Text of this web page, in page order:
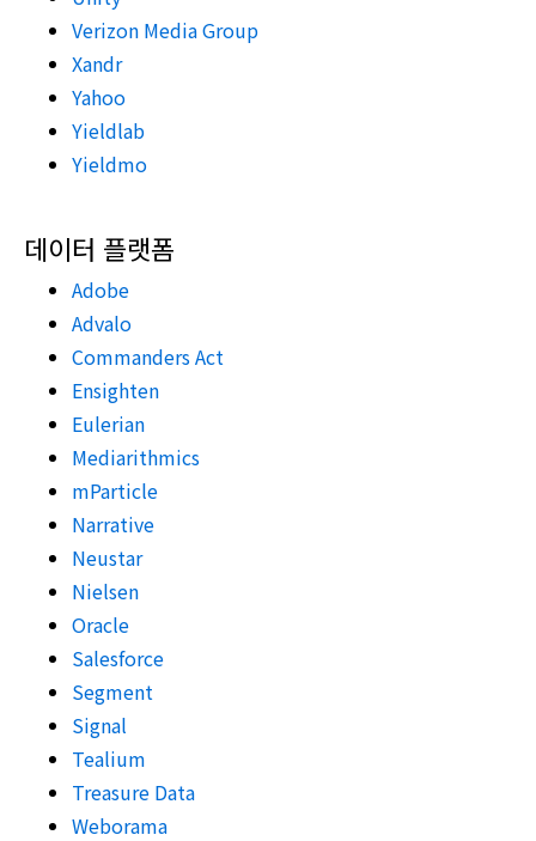
Verizon Media Group
Xandr
Yahoo
Yieldlab
Yieldmo
데이터 플랫폼
Adobe
Advalo
Commanders Act
Ensighten
Eulerian
Mediarithmics
mParticle
Narrative
Neustar
Nielsen
Oracle
Salesforce
Segment
Signal
Tealium
Treasure Data
Weborama